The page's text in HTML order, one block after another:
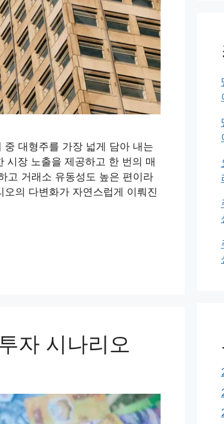
대형주를 가장 넓게 담아 내는
시장 노출을 제공하고 한 번의 매
고 거래소 유동성도 높은 편이라
의 다변화가 자연스럽게 이뤄진
자 시나리오